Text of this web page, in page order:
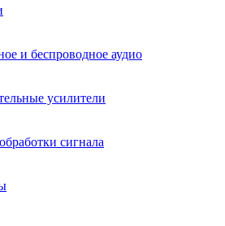
и беспроводное аудио
усилители
сигнала